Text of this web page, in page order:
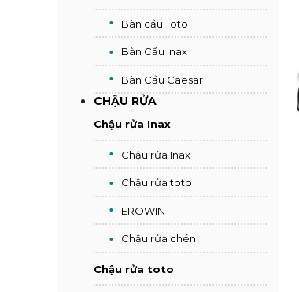
Bàn cầu Toto
Bàn Cầu Inax
Bàn Cầu Caesar
CHẬU RỬA
Chậu rửa Inax
Chậu rửa Inax
Chậu rửa toto
EROWIN
Chậu rửa chén
Chậu rửa toto